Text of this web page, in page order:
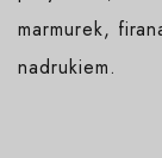
marmurek,
nadrukiem.